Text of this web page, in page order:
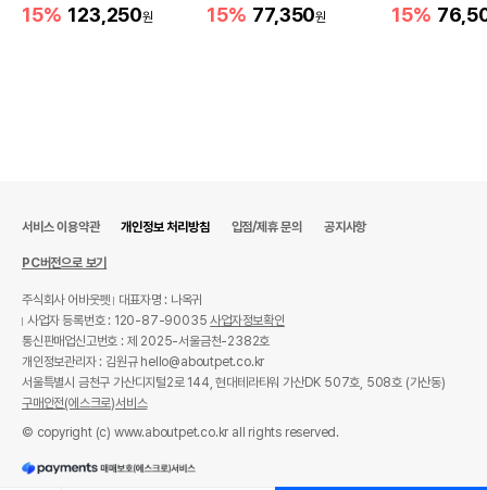
15% 123,250원 15% 77,350원 15%
서비스 이용약관 개인정보 처리방침 입점/제휴 문의 공지사항
PC버전으로 보기
주식회사 어바웃펫
대표자명 : 나옥귀
사업자 등록번호 : 120-87-90035사업자정보확인
통신판매업신고번호 : 제 2025-서울금천-2382호
개인정보관리자 : 김원규 hello@aboutpet.co.kr
서울특별시 금천구 가산디지털2로 144, 현대테라타워 가산DK 507호, 508호 (가산동)
구매안전(에스크로)서비스
© copyright (c) www.aboutpet.co.kr all rights reserved.